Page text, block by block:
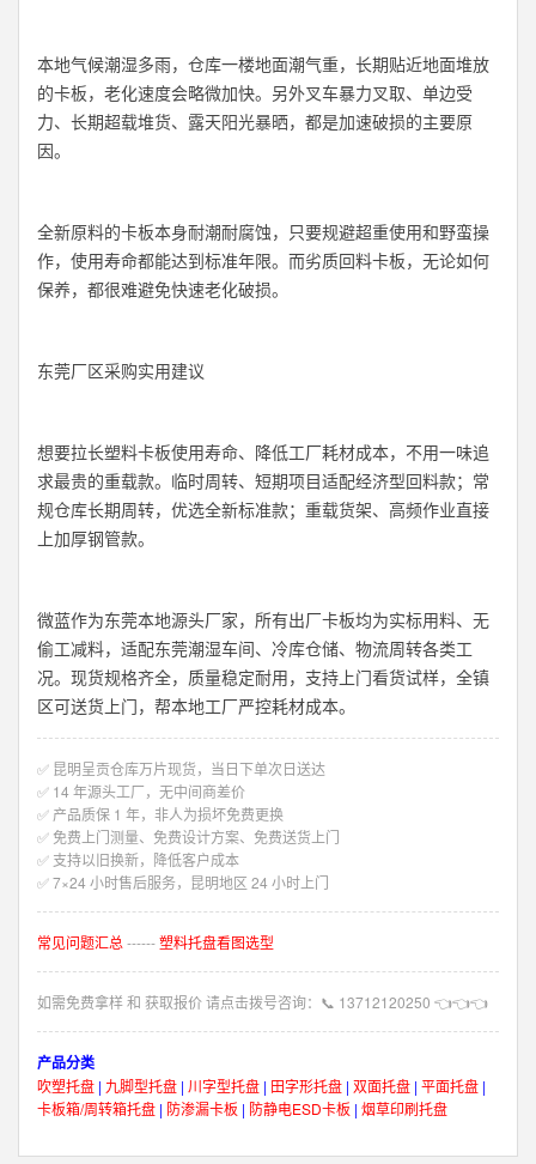
本地气候潮湿多雨，仓库一楼地面潮气重，长期贴近地面堆放
的卡板，老化速度会略微加快。另外叉车暴力叉取、单边受
力、长期超载堆货、露天阳光暴晒，都是加速破损的主要原
因。
全新原料的卡板本身耐潮耐腐蚀，只要规避超重使用和野蛮操
作，使用寿命都能达到标准年限。而劣质回料卡板，无论如何
保养，都很难避免快速老化破损。
东莞厂区采购实用建议
想要拉长塑料卡板使用寿命、降低工厂耗材成本，不用一味追
求最贵的重载款。临时周转、短期项目适配经济型回料款；常
规仓库长期周转，优选全新标准款；重载货架、高频作业直接
上加厚钢管款。
微蓝作为东莞本地源头厂家，所有出厂卡板均为实标用料、无
偷工减料，适配东莞潮湿车间、冷库仓储、物流周转各类工
况。现货规格齐全，质量稳定耐用，支持上门看货试样，全镇
区可送货上门，帮本地工厂严控耗材成本。
✅ 昆明呈贡仓库万片现货，当日下单次日送达
✅ 14 年源头工厂，无中间商差价
✅ 产品质保 1 年，非人为损坏免费更换
✅ 免费上门测量、免费设计方案、免费送货上门
✅ 支持以旧换新，降低客户成本
✅ 7×24 小时售后服务，昆明地区 24 小时上门
常见问题汇总 ------塑料托盘看图选型
如需免费拿样 和 获取报价 请点击拨号咨询： 📞 13712120250 👈👈👈
产品分类
吹塑托盘 | 九脚型托盘 | 川字型托盘 | 田字形托盘 | 双面托盘 | 平面托盘 |
卡板箱/周转箱托盘 | 防渗漏卡板 | 防静电ESD卡板 | 烟草印刷托盘